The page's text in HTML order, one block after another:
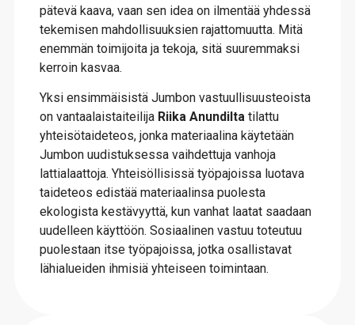
pätevä kaava, vaan sen idea on ilmentää yhdessä
tekemisen mahdollisuuksien rajattomuutta. Mitä
enemmän toimijoita ja tekoja, sitä suuremmaksi
kerroin kasvaa.
Yksi ensimmäisistä Jumbon vastuullisuusteoista
on vantaalaistaiteilija Riika Anundilta tilattu
yhteisötaideteos, jonka materiaalina käytetään
Jumbon uudistuksessa vaihdettuja vanhoja
lattialaattoja. Yhteisöllisissä työpajoissa luotava
taideteos edistää materiaalinsa puolesta
ekologista kestävyyttä, kun vanhat laatat saadaan
uudelleen käyttöön. Sosiaalinen vastuu toteutuu
puolestaan itse työpajoissa, jotka osallistavat
lähialueiden ihmisiä yhteiseen toimintaan.